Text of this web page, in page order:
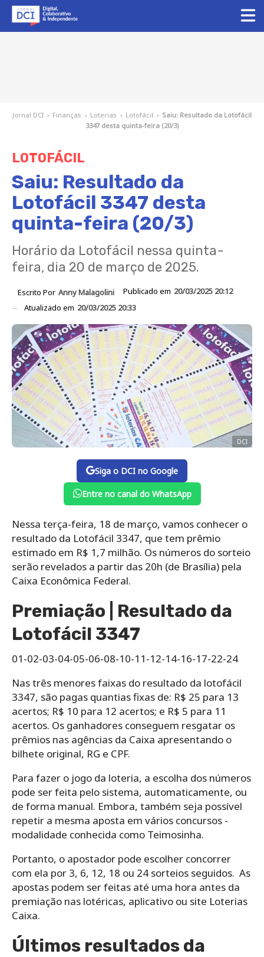
Jornal DCI › Finanças › Loterias › Lotofácil › Saiu: Resultado da Lotofácil
3347 desta quinta-feira (20/3)
LOTOFÁCIL
Saiu: Resultado da
Lotofácil 3347 desta
quinta-feira (20/3)
Horário da Lotofácil nessa quinta-
feira, dia 20 de março de 2025.
Escrito Por Anny Malagolini Publicado em 20/03/2025 20:12
Atualizado em 20/03/2025 20:33
DCI
Siga o DCI no Google
Entre no canal do WhatsApp
Nessa terça-feira, 18 de março, vamos conhecer o
resultado da Lotofácil 3347, que tem prêmio
estimado em R$ 1,7 milhão. Os números do sorteio
serão revelados a partir das 20h (de Brasília) pela
Caixa Econômica Federal.
Premiação | Resultado da
Lotofácil 3347
01-02-03-04-05-06-08-10-11-12-14-16-17-22-24
Nas três menores faixas do resultado da lotofácil
3347, são pagas quantias fixas de: R$ 25 para 13
acertos; R$ 10 para 12 acertos; e R$ 5 para 11
acertos. Os ganhadores conseguem resgatar os
prêmios nas agências da Caixa apresentando o
bilhete original, RG e CPF.
Para‌ ‌fazer‌ ‌o‌ ‌jogo da loteria,‌ ‌a‌ ‌escolha‌ ‌dos‌ ‌números‌
‌pode‌ ‌ser‌ ‌feita‌ ‌pelo‌ ‌sistema,‌ ‌automaticamente,‌ ‌ou‌
‌de‌ ‌forma‌ ‌manual.‌ Embora, ‌também‌ ‌seja‌ ‌possível‌
‌repetir‌ ‌a‌ ‌mesma‌ ‌aposta‌ ‌em‌ ‌vários‌ ‌concursos -‌
‌modalidade‌ ‌conhecida‌ ‌como‌ ‌Teimosinha.‌ ‌
Portanto, o ‌apostador‌ ‌pode‌ ‌escolher‌ ‌concorrer‌
‌com‌ ‌ela‌ ‌por‌ ‌3,‌ ‌6,‌ ‌12,‌ ‌18‌ ‌ou‌ ‌24‌ ‌sorteios seguidos.‌ ‌ As
apostas podem ser feitas até uma hora antes da
premiação nas lotéricas, aplicativo ou site Loterias
Caixa.
Últimos resultados da